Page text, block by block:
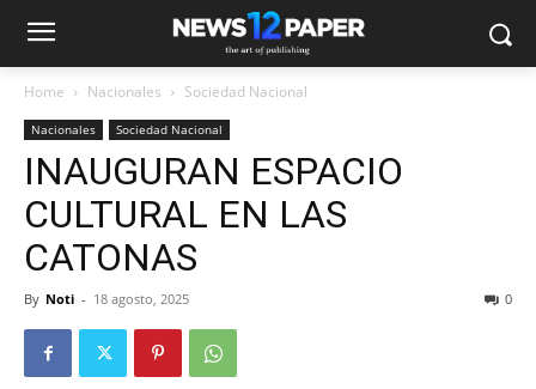
Home Nacionales Sociedad Nacional
Nacionales Sociedad Nacional
INAUGURAN ESPACIO
CULTURAL EN LAS
CATONAS
By Noti - 18 agosto, 2025 0